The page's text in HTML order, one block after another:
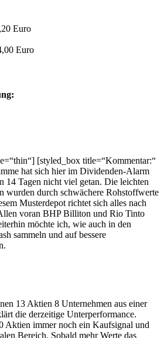
Euro
Euro
[styled_box title=“Kommentar:“
hat sich hier im Dividenden-Alarm
14 Tagen nicht viel getan. Die leichten
wurden durch schwächere Rohstoffwerte
Musterdepot richtet sich alles nach
voran BHP Billiton und Rio Tinto
möchte ich, wie auch in den
sammeln und auf bessere
13 Aktien 8 Unternehmen aus einer
die derzeitige Unterperformance.
Aktien immer noch ein Kaufsignal und
Bereich. Sobald mehr Werte das